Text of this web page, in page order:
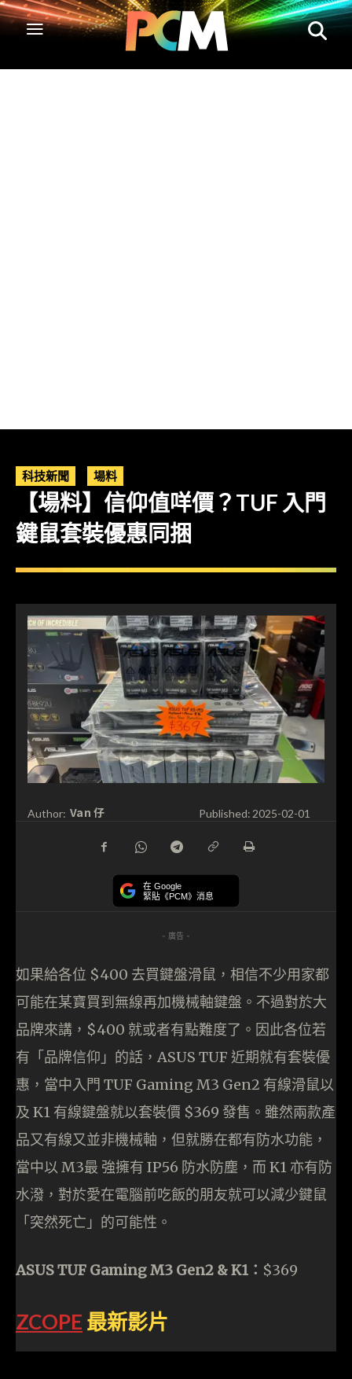
科技新聞 場料
【場料】信仰值咩價？TUF 入門
鍵鼠套裝優惠同捆
Author: Van 仔 Published: 2025-02-01
在 Google
緊貼《PCM》消息
- 廣告 -
如果給各位 $400 去買鍵盤滑鼠，相信不少用家都
可能在某寶買到無線再加機械軸鍵盤。不過對於大
品牌來講，$400 就或者有點難度了。因此各位若
有「品牌信仰」的話，ASUS TUF 近期就有套裝優
惠，當中入門 TUF Gaming M3 Gen2 有線滑鼠以
及 K1 有線鍵盤就以套裝價 $369 發售。雖然兩款產
品又有線又並非機械軸，但就勝在都有防水功能，
當中以 M3最 強擁有 IP56 防水防塵，而 K1 亦有防
水潑，對於愛在電腦前吃飯的朋友就可以減少鍵鼠
「突然死亡」的可能性。
ASUS TUF Gaming M3 Gen2 & K1： $369
ZCOPE 最新影片